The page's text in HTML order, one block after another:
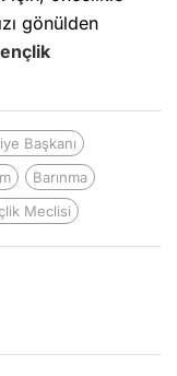
gönülden
Başkanı
Barınma
Meclisi